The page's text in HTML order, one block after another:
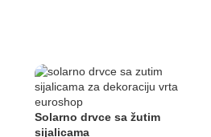
Solarno drvce sa žutim
sijalicama